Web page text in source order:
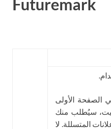
تحميل برنامج Futuremark
الصفحة الأولى
سيُطلب منك
المتسللة. لا